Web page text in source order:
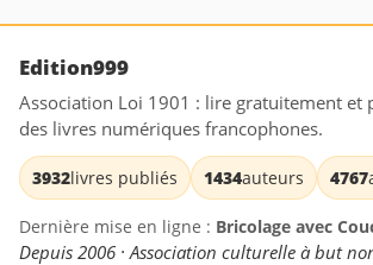
Edition999
Association Loi 1901 : lire gratuitement et
des livres numériques francophones.
3932livres publiés 1434auteurs 4767
Dernière mise en ligne : Bricolage avec
Depuis 2006 · Association culturelle à but